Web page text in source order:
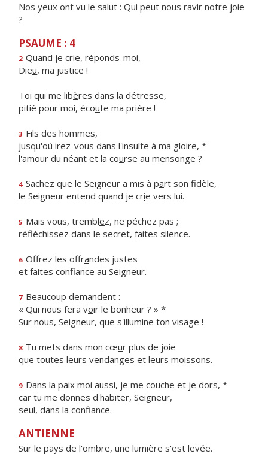
Nos yeux ont vu le salut : Qui peut nous ravir notre joie
?
PSAUME : 4
2 Quand je crie, réponds-moi,
Dieu, ma justice !
Toi qui me libères dans la détresse,
pitié pour moi, écoute ma prière !
3 Fils des hommes,
jusqu'où irez-vous dans l'insulte à ma gloire, *
l'amour du néant et la course au mensonge ?
4 Sachez que le Seigneur a mis à part son fidèle,
le Seigneur entend quand je crie vers lui.
5 Mais vous, tremblez, ne péchez pas ;
réfléchissez dans le secret, faites silence.
6 Offrez les offrandes justes
et faites confiance au Seigneur.
7 Beaucoup demandent :
« Qui nous fera voir le bonheur ? » *
Sur nous, Seigneur, que s'illumine ton visage !
8 Tu mets dans mon cœur plus de joie
que toutes leurs vendanges et leurs moissons.
9 Dans la paix moi aussi, je me couche et je dors, *
car tu me donnes d'habiter, Seigneur,
seul, dans la confiance.
ANTIENNE
Sur le pays de l'ombre, une lumière s'est levée.